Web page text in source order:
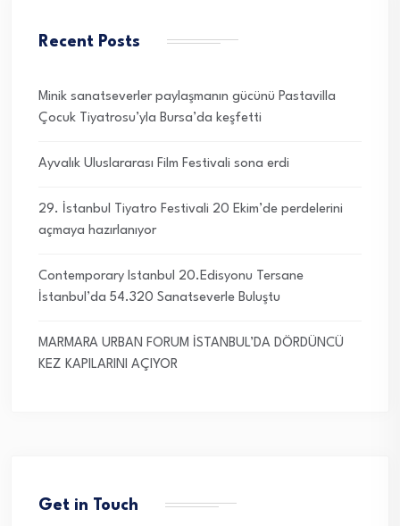
Recent Posts
Minik sanatseverler paylaşmanın gücünü Pastavilla
Çocuk Tiyatrosu’yla Bursa’da keşfetti
Ayvalık Uluslararası Film Festivali sona erdi
29. İstanbul Tiyatro Festivali 20 Ekim’de perdelerini
açmaya hazırlanıyor
Contemporary Istanbul 20.Edisyonu Tersane
İstanbul’da 54.320 Sanatseverle Buluştu
MARMARA URBAN FORUM İSTANBUL’DA DÖRDÜNCÜ
KEZ KAPILARINI AÇIYOR
Get in Touch